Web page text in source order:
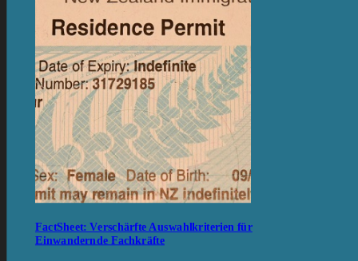
FactSheet: Verschärfte Auswahlkriterien für
Einwandernde Fachkräfte